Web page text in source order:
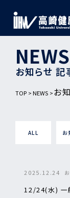
NEWS
お知らせ 記
TOP NEWS お
ALL お
2025.12.24
12/24(水) 一